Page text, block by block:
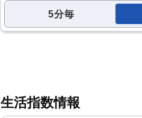
5分毎
生活指数情報